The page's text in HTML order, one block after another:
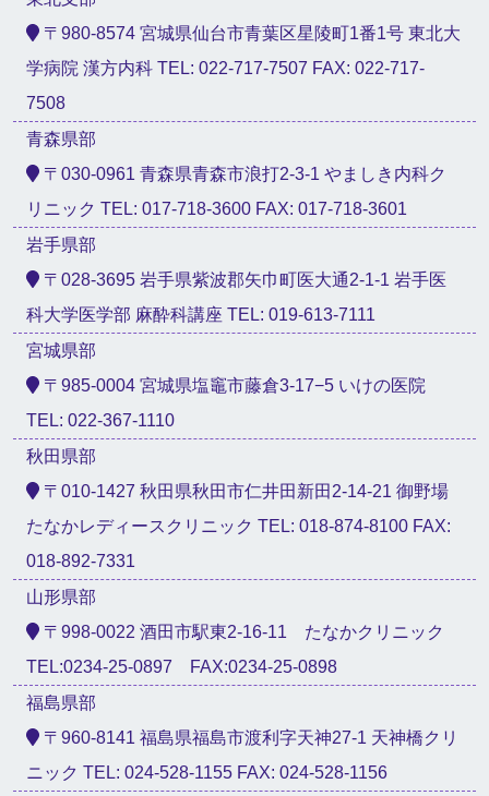
〒980-8574 宮城県仙台市青葉区星陵町1番1号 東北大
学病院 漢方内科 TEL: 022-717-7507 FAX: 022-717-
7508
青森県部
〒030-0961 青森県青森市浪打2-3-1 やましき内科ク
リニック TEL: 017-718-3600 FAX: 017-718-3601
岩手県部
〒028-3695 岩手県紫波郡矢巾町医大通2-1-1 岩手医
科大学医学部 麻酔科講座 TEL: 019-613-7111
宮城県部
〒985-0004 宮城県塩竈市藤倉3-17−5 いけの医院
TEL: 022-367-1110
秋田県部
〒010-1427 秋田県秋田市仁井田新田2-14-21 御野場
たなかレディースクリニック TEL: 018-874-8100 FAX:
018-892-7331
山形県部
〒998-0022 酒田市駅東2-16-11 たなかクリニック
TEL:0234-25-0897 FAX:0234-25-0898
福島県部
〒960-8141 福島県福島市渡利字天神27-1 天神橋クリ
ニック TEL: 024-528-1155 FAX: 024-528-1156